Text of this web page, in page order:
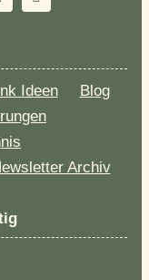
Ideen
Blog
Archiv